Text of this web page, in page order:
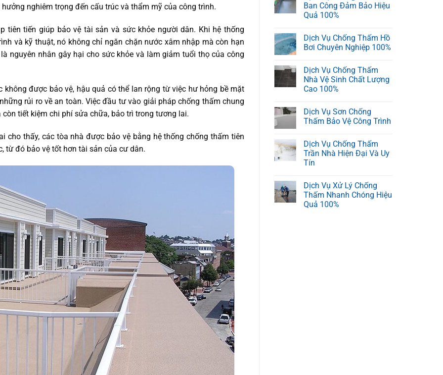
nghiêm trọng đến cấu trúc và thẩm mỹ của công trình.
tiên tiến giúp bảo vệ tài sản và sức khỏe người dân. Khi hệ thống
và kỹ thuật, nó không chỉ ngăn chặn nước xâm nhập mà còn hạn
nguyên nhân gây hại cho sức khỏe và làm giảm tuổi thọ của công
được bảo vệ, hậu quả có thể lan rộng từ việc hư hỏng bề mặt
rủi ro về an toàn. Việc đầu tư vào giải pháp chống thấm chung
tiết kiệm chi phí sửa chữa, bảo trì trong tương lai.
cho thấy, các tòa nhà được bảo vệ bằng hệ thống chống thấm tiên
từ đó bảo vệ tốt hơn tài sản của cư dân.
Ban Công Đảm Bảo Hiệu
Quả 100%
Dịch Vụ Chống Thấm Hồ
Bơi Chuyên Nghiệp 100%
Dịch Vụ Chống Thấm
Nhà Vệ Sinh Chất Lượng
Cao 100%
Dịch Vụ Sơn Chống
Thấm Bảo Vệ Công Trình
Dịch Vụ Chống Thấm
Trần Nhà Hiện Đại Và Uy
Tín
Dịch Vụ Xử Lý Chống
Thấm Nhanh Chóng Hiệu
Quả 100%